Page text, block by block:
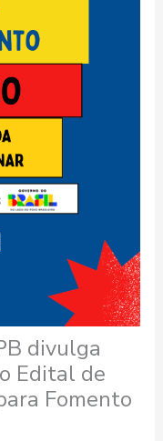
divulga
Edital de
Fomento